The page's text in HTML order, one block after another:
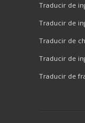
Traducir de
Traducir de
Traducir de
Traducir de
Traducir de